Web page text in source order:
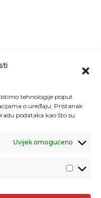
tehnologije poput
o uređaju. Pristanak
podataka kao što su
Uvijek omogućeno